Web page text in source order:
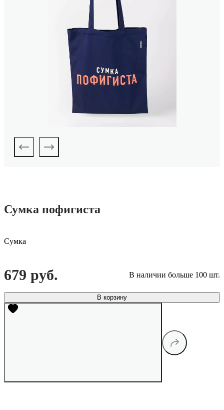
Сумка пофигиста
Сумка
679 руб. В наличии больше 100 шт.
В корзину